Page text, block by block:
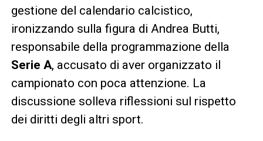
gestione del calendario calcistico,
ironizzando sulla figura di Andrea Butti,
responsabile della programmazione della
Serie A, accusato di aver organizzato il
campionato con poca attenzione. La
discussione solleva riflessioni sul rispetto
dei diritti degli altri sport.